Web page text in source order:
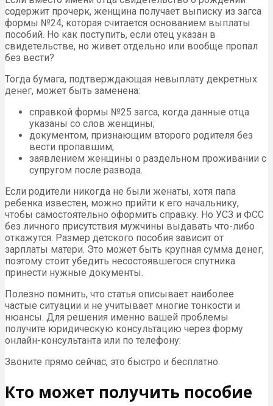
содержит прочерк, женщина получает выписку из загса
формы №24, которая считается основанием выплаты
пособий. Но как поступить, если отец указан в
свидетельстве, но живет отдельно или вообще пропал
без вести?
Тогда бумага, подтверждающая невыплату декретных
денег, может быть заменена:
справкой формы №25 загса, когда данные отца
указаны со слов женщины;
документом, признающим второго родителя без
вести пропавшим;
заявлением женщины о раздельном проживании с
супругом после развода.
Если родители никогда не были женаты, хотя папа
ребенка известен, можно прийти к его начальнику,
чтобы самостоятельно оформить справку. Но УСЗ и ФСС
без личного присутствия мужчины выдавать что-либо
откажутся. Размер детского пособия зависит от
зарплаты матери. Это может быть крупная сумма денег,
поэтому стоит убедить несостоявшегося спутника
принести нужные документы.
Полезно помнить, что статья описывает наиболее
частые ситуации и не учитывает многие тонкости и
нюансы. Для решения именно вашей проблемы
получите юридическую консультацию через форму
онлайн-консультанта или по телефону:
Звоните прямо сейчас, это быстро и бесплатно.
Кто может получить пособие